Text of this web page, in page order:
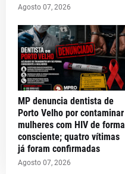
Agosto 07, 2026
MP denuncia dentista de
Porto Velho por contaminar
mulheres com HIV de forma
consciente; quatro vítimas
já foram confirmadas
Agosto 07, 2026